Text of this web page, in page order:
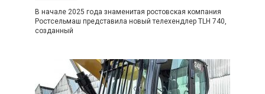
В начале 2025 года знаменитая ростовская компания
Ростсельмаш представила новый телехендлер TLH 740,
созданный